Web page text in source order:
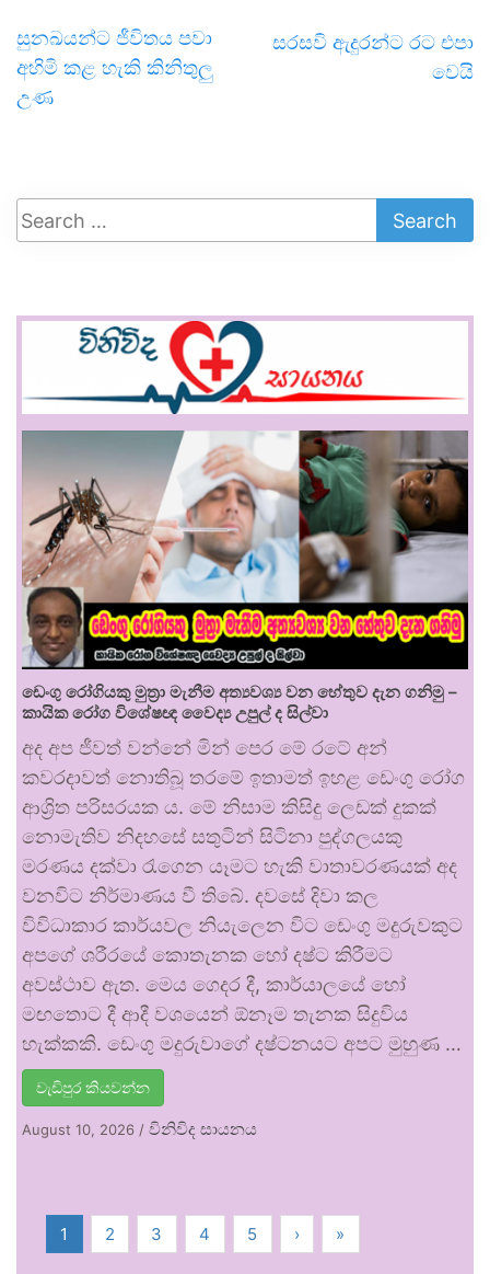
සුනඛයන්ට ජීවිතය පවා
අහිමි කළ හැකි කිනිතුලු
උණ
සරසවි ඇදුරන්ට රට එපා
වෙයි
ඩෙංගු රෝගියකු ⁣මුත්‍රා මැනීම අත්‍යවශ්‍ය වන හේතුව දැන ගනිමු –
කායික රෝග විශේෂඥ වෛද්‍ය උපුල් ද සිල්වා
අද අප ජීවත් වන්නේ මින් පෙර මේ රටේ අන්
කවරදාවත් නොතිබූ තරමේ ඉතාමත් ඉහළ ඩෙංගු රෝග
ආශ්‍රිත පරිසරයක ය. මේ නිසාම කිසිදු ලෙඩක් දුකක්
නොමැතිව නිදහසේ සතුටින් සිටිනා පුද්ගලයකු
මරණය දක්වා රැගෙන යෑමට හැකි වාතාවරණයක් අද
වනවිට නිර්මාණය වී තිබේ. දවසේ දිවා කල
විවිධාකාර කාර්යවල නියැලෙන විට ඩෙංගු මදුරුවකුට
අපගේ ශරීරයේ කොතැනක හෝ දෂ්ට කිරීමට
අවස්ථාව ඇත. මෙය ගෙදර දී, කාර්යාලයේ හෝ
මඟතොට දී ආදී වශයෙන් ඕනෑම තැනක සිදුවිය
හැක්කකි. ඩෙංගු මදුරුවාගේ දෂ්ටනයට අපට මුහුණ …
වැඩිපුර කියවන්න
August 10, 2026 / විනිවිද සායනය
1 2 3 4 5 › »